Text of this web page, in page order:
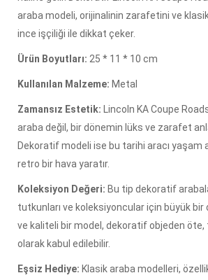
araba modeli, orijinalinin zarafetini ve
ince işçiliği ile dikkat çeker.
Ürün Boyutları: 25 * 11 * 10 cm
Kullanılan Malzeme: Metal
Zamansız Estetik: Lincoln KA Coupe
araba değil, bir dönemin lüks ve zarafet
Dekoratif modeli ise bu tarihi aracı yaşam
retro bir hava yaratır.
Koleksiyon Değeri: Bu tip dekoratif
tutkunları ve koleksiyoncular için büyük bir
ve kaliteli bir model, dekoratif objeden öte,
olarak kabul edilebilir.
Eşsiz Hediye: Klasik araba modelleri,